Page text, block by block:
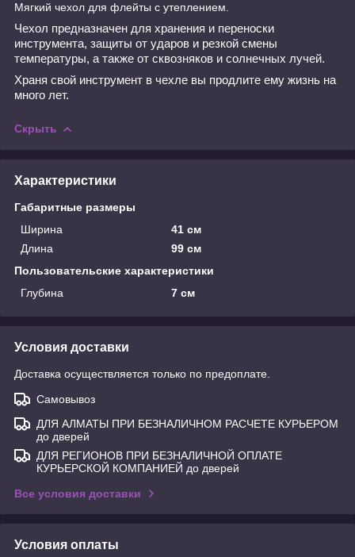
Мягкий чехол для флейты с утеплением.
Чехол предназначен для хранения и переноски
инструмента, защиты от ударов и резкой смены
температуры, а также от сквозняков и солнечных лучей.
Храня свой инструмент в чехле вы продлите ему жизнь на
много лет.
Скрыть
Характеристики
Габаритные размеры
Ширина
41 см
Длина
99 см
Пользовательские характеристики
Глубина
7 см
Условия доставки
Доставка осуществляется только по предоплате.
Самовывоз
ДЛЯ АЛМАТЫ ПРИ БЕЗНАЛИЧНОМ РАСЧЕТЕ КУРЬЕРОМ
до дверей
ДЛЯ РЕГИОНОВ ПРИ БЕЗНАЛИЧНОЙ ОПЛАТЕ
КУРЬЕРСКОЙ КОМПАНИЕЙ до дверей
Все условия доставки
Условия оплаты